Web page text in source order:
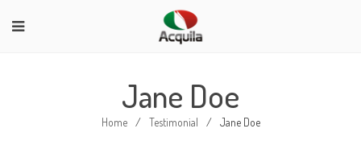
Jane Doe
Home / Testimonial / Jane Doe